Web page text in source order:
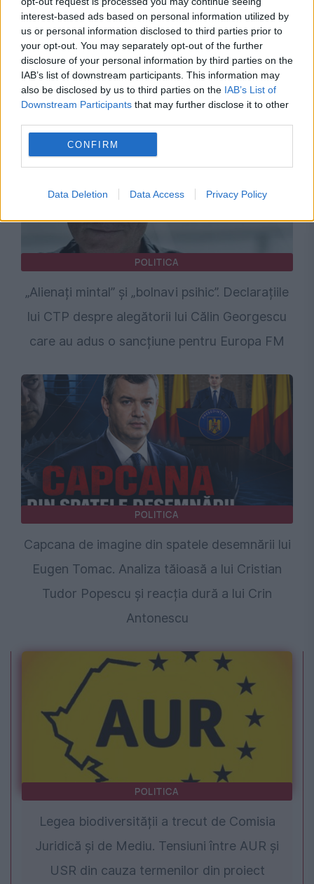
interest-based ads based on personal information utilized by
us or personal information disclosed to third parties prior to
your opt-out. You may separately opt-out of the further
disclosure of your personal information by third parties on the
IAB’s list of downstream participants. This information may
also be disclosed by us to third parties on the IAB’s List of
Downstream Participants that may further disclose it to other
CONFIRM
Data Deletion Data Access Privacy Policy
Recomandările noastre
POLITICA
„Alienați mintal” și „bolnavi psihic”. Declarațiile
lui CTP despre alegătorii lui Călin Georgescu
care au adus o sancțiune pentru Europa FM
POLITICA
Capcana de imagine din spatele desemnării lui
Eugen Tomac. Analiza tăioasă a lui Cristian
Tudor Popescu și reacția dură a lui Crin
Antonescu
POLITICA
Legea biodiversității a trecut de Comisia
Juridică și de Mediu. Tensiuni între AUR și
USR din cauza termenilor din proiect